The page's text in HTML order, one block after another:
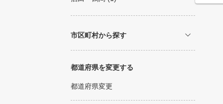
市区町村から探す
都道府県を変更する
都道府県変更